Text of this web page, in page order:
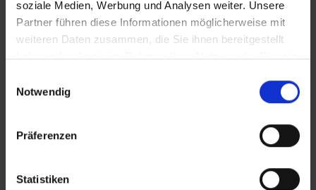
soziale Medien, Werbung und Analysen weiter. Unsere
Partner führen diese Informationen möglicherweise mit
weiteren Daten zusammen, die Sie ihnen bereitgestellt
haben oder die sie im Rahmen Ihrer Nutzung der Dienste
Notwendig
Präferenzen
Statistiken
WeserBergland Immobilien
Portastraße 36
32457 Porta Westfalica
Tel.:0571 - 597 265 17